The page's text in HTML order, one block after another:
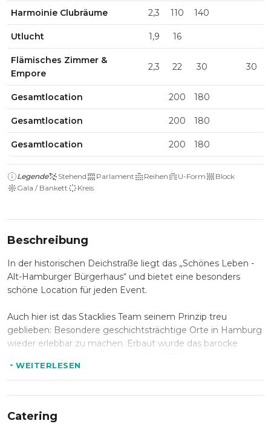
Harmoinie Clubräume 2,3 110 140
Utlucht 1,9 16
Flämisches Zimmer &
Empore
2,3 22 30 30
Gesamtlocation 200 180
Gesamtlocation 200 180
Gesamtlocation 200 180
Legende Stehend Parlament Reihen U-Form
Block
Gala / Bankett
Kreis
Beschreibung
In der historischen Deichstraße liegt das „Schönes Leben -
Alt-Hamburger Bürgerhaus“ und bietet eine besonders
schöne Location für jeden Event.
Auch hier ist das Stacklies Team seinem Prinzip treu
geblieben: Besondere geschichtsträchtige Orte in Hamburg
wieder erlebbar zu machen. Erbaut wurde das barocke
Außendeichhaus auf der Wasserseite des Schutzwalls. Nach
einem rücksichtsvollem Umbau des denkmalgeschützten
Gebäudes und der Restaurierung der historischen
Stilelemente verzaubert es unsere Gäste heute mit einem
ganz besonderen Ambiente.
WEITERLESEN
Catering